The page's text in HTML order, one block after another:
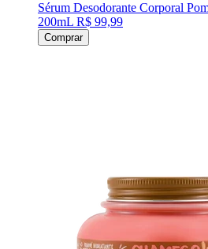
Sérum Desodorante Corporal
200mL R$ 99,99
Comprar